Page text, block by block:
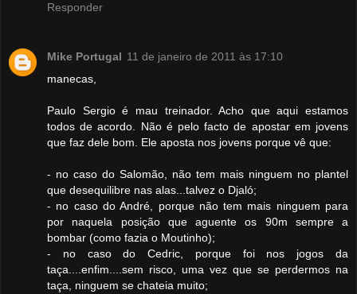
Responder
Mike Portugal 11 de janeiro de 2011 às 17:10
manecas,
Paulo Sergio é mau treinador. Acho que aqui estamos
todos de acordo. Não é pelo facto de apostar em jovens
que faz dele bom. Ele aposta nos jovens porque vê que:
- no caso do Salomão, não tem mais ninguem no plantel
que desequilibre nas alas...talvez o Djaló;
- no caso do André, porque não tem mais ninguem para
por naquela posição que aguente os 90m sempre a
bombar (como fazia o Moutinho);
- no caso do Cedric, porque foi nos jogos da
taça....enfim....sem risco, uma vez que se perdermos na
taça, ninguem se chateia muito;